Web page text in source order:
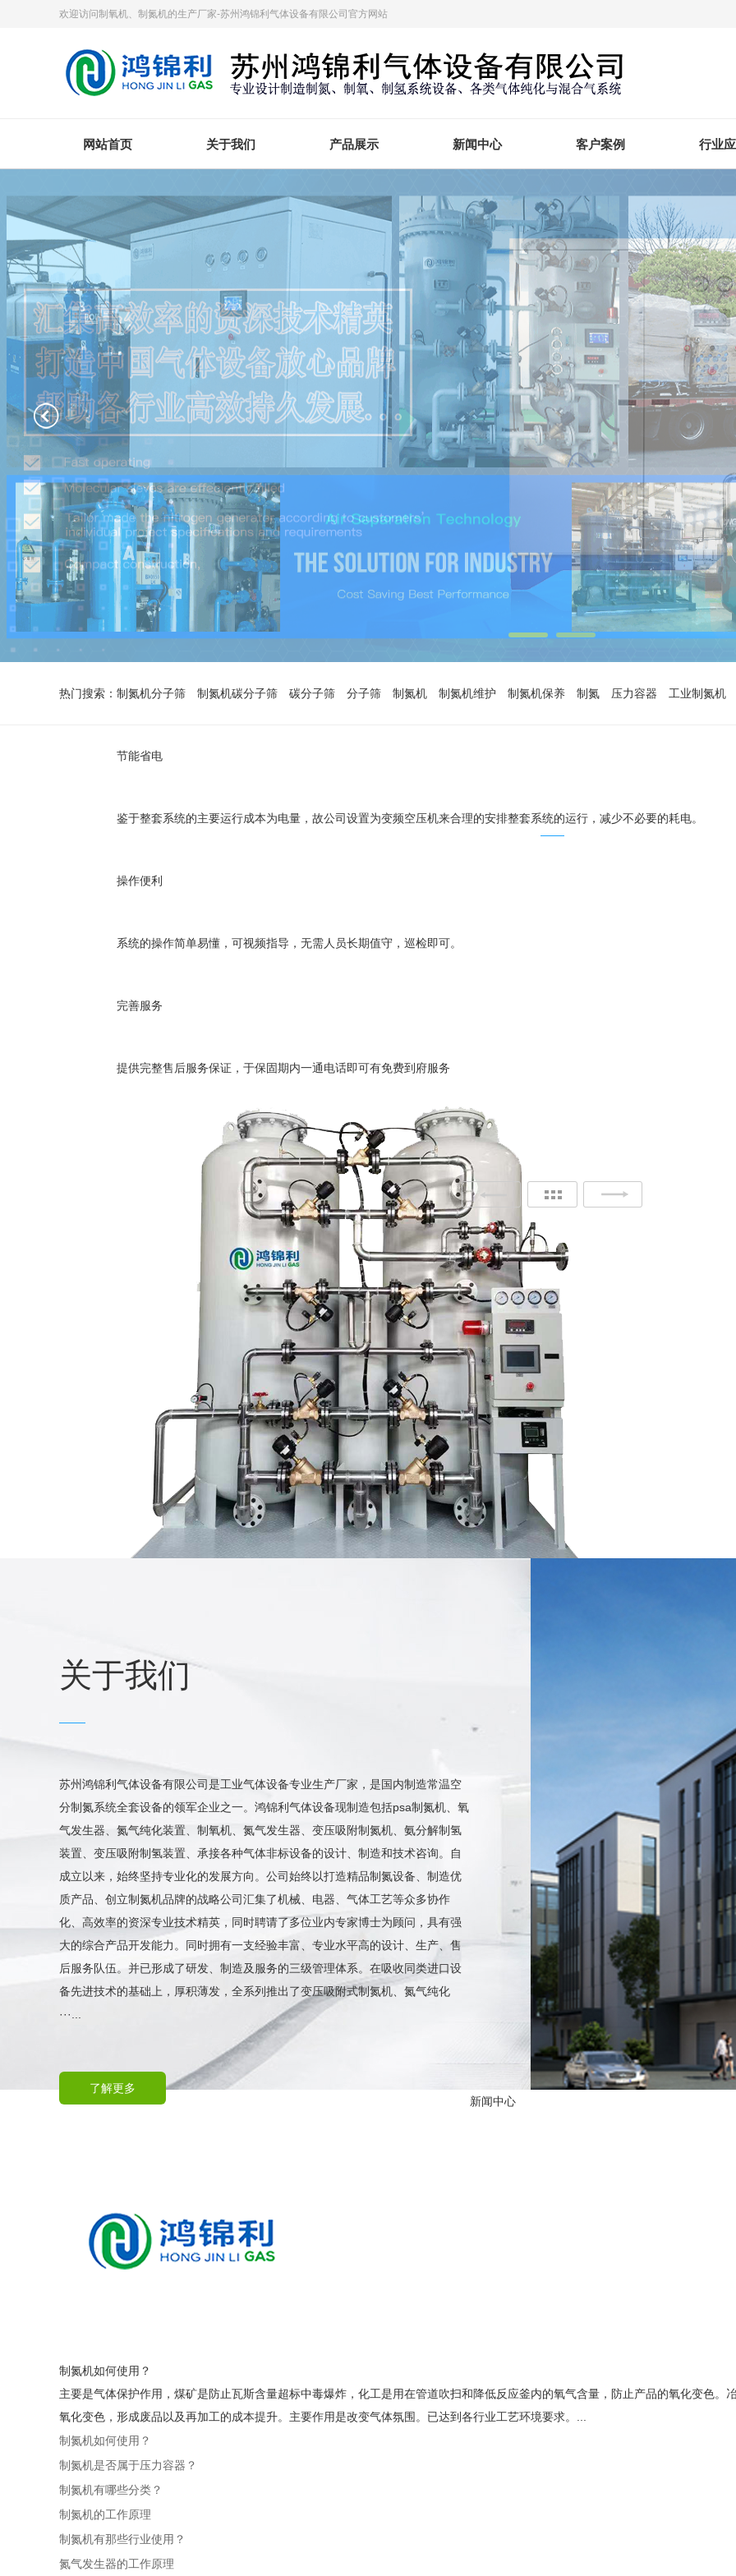
欢迎访问制氧机、制氮机的生产厂家-苏州鸿锦利气体设备有限公司官方网站
网站首页 关于我们 产品展示 新闻中心 客户案例 行业
热门搜索： 制氮机分子筛 制氮机碳分子筛 碳分子筛 分子筛 制氮机 制氮机维护 制氮机保养 制氮 压力容器 工业制氮机
节能省电
鉴于整套系统的主要运行成本为电量，故公司设置为变频空压机来合理的安排整套系统的运行，减少不必要的耗电。
操作便利
系统的操作简单易懂，可视频指导，无需人员长期值守，巡检即可。
完善服务
提供完整售后服务保证，于保固期内一通电话即可有免费到府服务
某大型SMT工厂向我司订购SMT行业用制···
关于我们
苏州鸿锦利气体设备有限公司是工业气体设备专业生产厂家，是国内制造常温空
分制氮系统全套设备的领军企业之一。鸿锦利气体设备现制造包括psa制氮机、氧
气发生器、氮气纯化装置、制氧机、氮气发生器、变压吸附制氮机、氨分解制氢
装置、变压吸附制氢装置、承接各种气体非标设备的设计、制造和技术咨询。自
成立以来，始终坚持专业化的发展方向。公司始终以打造精品制氮设备、制造优
质产品、创立制氮机品牌的战略公司汇集了机械、电器、气体工艺等众多协作
化、高效率的资深专业技术精英，同时聘请了多位业内专家博士为顾问，具有强
大的综合产品开发能力。同时拥有一支经验丰富、专业水平高的设计、生产、售
后服务队伍。并已形成了研发、制造及服务的三级管理体系。在吸收同类进口设
备先进技术的基础上，厚积薄发，全系列推出了变压吸附式制氮机、氮气纯化
···...
了解更多
新闻中心
制氮机如何使用？
主要是气体保护作用，煤矿是防止瓦斯含量超标中毒爆炸，化工是用在管道吹扫和降低反应釜内的氧气含量，防止产品的氧化变色。
氧化变色，形成废品以及再加工的成本提升。主要作用是改变气体氛围。已达到各行业工艺环境要求。...
制氮机如何使用？
制氮机是否属于压力容器？
制氮机有哪些分类？
制氮机的工作原理
制氮机有那些行业使用？
氮气发生器的工作原理